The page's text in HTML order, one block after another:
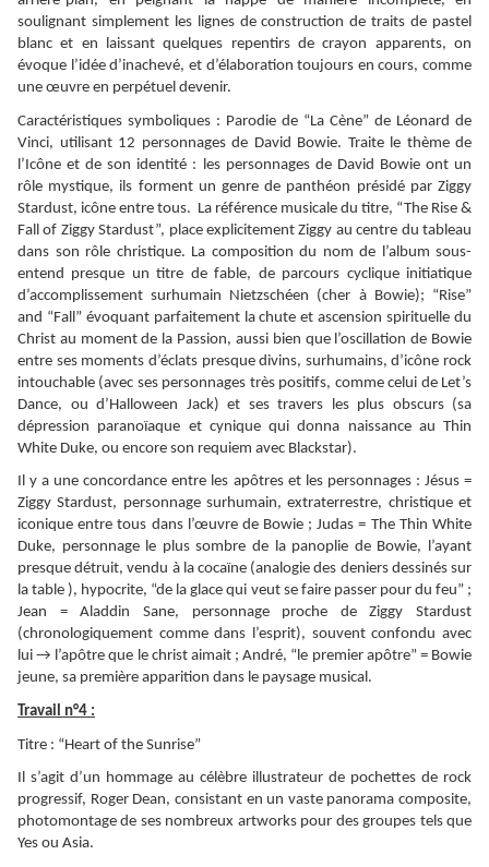
soulignant simplement les lignes de construction de traits de pastel
blanc et en laissant quelques repentirs de crayon apparents, on
évoque l’idée d’inachevé, et d’élaboration toujours en cours, comme
une œuvre en perpétuel devenir.
Caractéristiques symboliques : Parodie de “La Cène” de Léonard de
Vinci, utilisant 12 personnages de David Bowie. Traite le thème de
l’Icône et de son identité : les personnages de David Bowie ont un
rôle mystique, ils forment un genre de panthéon présidé par Ziggy
Stardust, icône entre tous. La référence musicale du titre, “The Rise &
Fall of Ziggy Stardust”, place explicitement Ziggy au centre du tableau
dans son rôle christique. La composition du nom de l’album sous-
entend presque un titre de fable, de parcours cyclique initiatique
d’accomplissement surhumain Nietzschéen (cher à Bowie); “Rise”
and “Fall” évoquant parfaitement la chute et ascension spirituelle du
Christ au moment de la Passion, aussi bien que l’oscillation de Bowie
entre ses moments d’éclats presque divins, surhumains, d’icône rock
intouchable (avec ses personnages très positifs, comme celui de Let’s
Dance, ou d’Halloween Jack) et ses travers les plus obscurs (sa
dépression paranoïaque et cynique qui donna naissance au Thin
White Duke, ou encore son requiem avec Blackstar).
Il y a une concordance entre les apôtres et les personnages : Jésus =
Ziggy Stardust, personnage surhumain, extraterrestre, christique et
iconique entre tous dans l’œuvre de Bowie ; Judas = The Thin White
Duke, personnage le plus sombre de la panoplie de Bowie, l’ayant
presque détruit, vendu à la cocaïne (analogie des deniers dessinés sur
la table ), hypocrite, “de la glace qui veut se faire passer pour du feu” ;
Jean = Aladdin Sane, personnage proche de Ziggy Stardust
(chronologiquement comme dans l’esprit), souvent confondu avec
lui → l’apôtre que le christ aimait ; André, “le premier apôtre” = Bowie
jeune, sa première apparition dans le paysage musical.
Travail n°4 :
Titre : “Heart of the Sunrise”
Il s’agit d’un hommage au célèbre illustrateur de pochettes de rock
progressif, Roger Dean, consistant en un vaste panorama composite,
photomontage de ses nombreux artworks pour des groupes tels que
Yes ou Asia.